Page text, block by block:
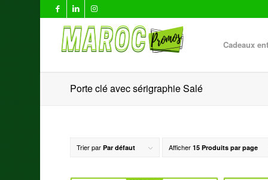
Cadeaux
Porte clé avec sérigraphie Salé
Trier parPar défaut Afficher15 Produits par page